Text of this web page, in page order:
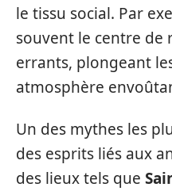
le tissu social. Par
souvent le centre de
errants, plongeant
atmosphère
Un des mythes les
des esprits liés aux
des lieux tels que